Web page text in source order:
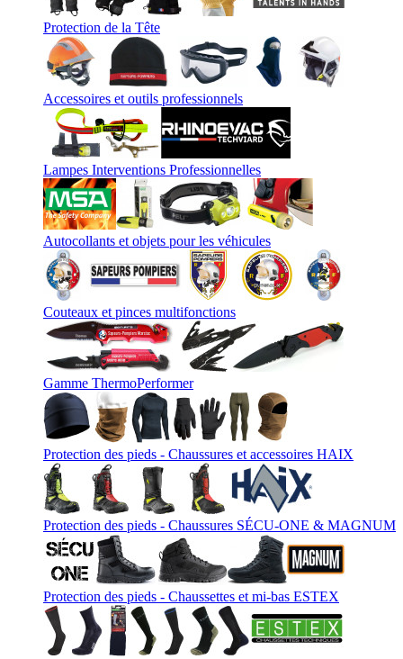
Protection de la Tête
Accessoires et outils professionnels
Lampes Interventions Professionnelles
Autocollants et objets pour les véhicules
Couteaux et pinces multifonctions
Gamme ThermoPerformer
Protection des pieds - Chaussures et accessoires HAIX
Protection des pieds - Chaussures SÉCU-ONE & MAGNUM
Protection des pieds - Chaussettes et mi-bas ESTEX